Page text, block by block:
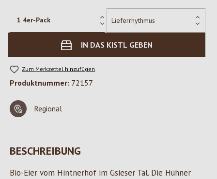
IN DAS KISTL GEBEN
Zum Merkzettel hinzufügen
Produktnummer: 72157
Regional
BESCHREIBUNG
Bio-Eier vom Hintnerhof im Gsieser Tal. Die Hühner